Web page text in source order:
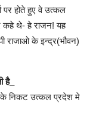
पर होते हुए वे उत्कल
कहे थे- हे राजन! यह
राजाओ के इन्द्र(भौवन)
है_
के निकट उत्कल प्रदेश मे